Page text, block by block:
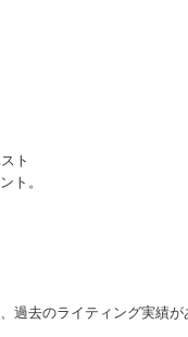
ト
ト。
過去のライティング実績